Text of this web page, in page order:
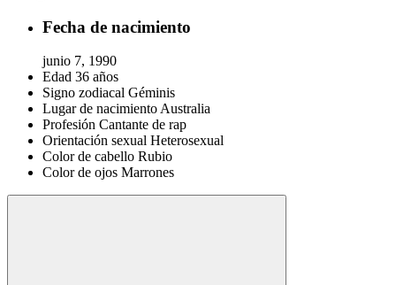
Fecha de nacimiento
junio 7, 1990
Edad 36 años
Signo zodiacal Géminis
Lugar de nacimientoAustralia
Profesión Cantante de rap
Orientación sexual Heterosexual
Color de cabello Rubio
Color de ojos Marrones